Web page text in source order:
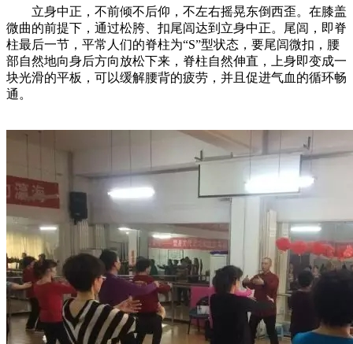
立身中正，不前倾不后仰，不左右摇晃东倒西歪。在膝盖
微曲的前提下，通过松胯、扣尾闾达到立身中正。尾闾，即脊
柱最后一节，平常人们的脊柱为“S”型状态，要尾闾微扣，腰
部自然地向身后方向放松下来，脊柱自然伸直，上身即变成一
块光滑的平板，可以缓解腰背的疲劳，并且促进气血的循环畅
通。